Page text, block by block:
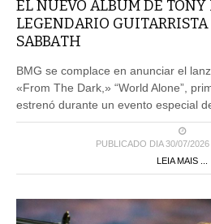
EL NUEVO ÁLBUM DE
LEGENDARIO
SABBATH
BMG se complace en anunciar el
«From The Dark,» “World Alone”,
estrenó durante un evento especial
PUBLICADO DIA 30/07/
LEIA MAIS ...